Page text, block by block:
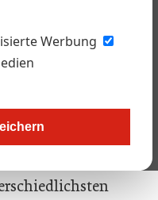
Werbung
zu
Autodidakt aus
und so führte
Karriere in